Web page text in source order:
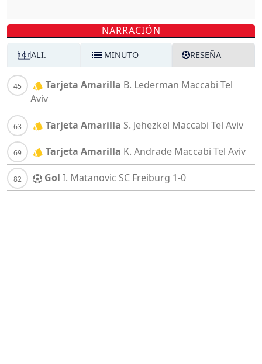
NARRACIÓN
ALI. MINUTO RESEÑA
Tarjeta Amarilla B. Lederman Maccabi Tel
Aviv
Tarjeta Amarilla S. Jehezkel Maccabi Tel Aviv
Tarjeta Amarilla K. Andrade Maccabi Tel Aviv
Gol I. Matanovic SC Freiburg 1-0